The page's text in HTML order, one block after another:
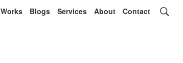
Works Blogs Services About Contact